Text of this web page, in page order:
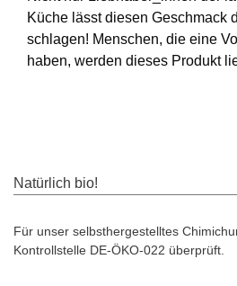
Küche lässt diesen Geschmack
schlagen! Menschen, die eine
haben, werden dieses Produkt
Natürlich bio!
Für unser selbsthergestelltes
Kontrollstelle DE-ÖKO-022 überprüft.